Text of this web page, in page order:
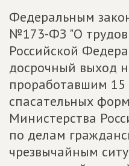
Федеральным
№173-ФЗ "О
Российской
досрочный выход
проработавшим 15
спасательных
Министерства
по делам
чрезвычайным